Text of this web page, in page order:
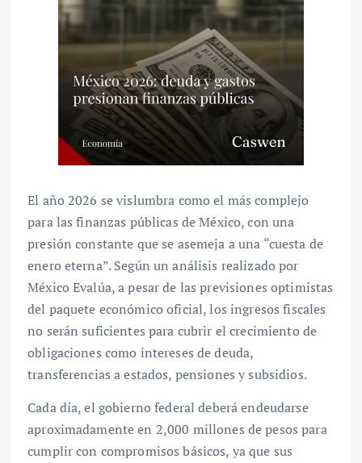
El año 2026 se vislumbra como el más complejo
para las finanzas públicas de México, con una
presión constante que se asemeja a una “cuesta de
enero eterna”. Según un análisis realizado por
México Evalúa, a pesar de las previsiones optimistas
del paquete económico oficial, los ingresos fiscales
no serán suficientes para cubrir el crecimiento de
obligaciones como intereses de deuda,
transferencias a estados, pensiones y subsidios.
Cada día, el gobierno federal deberá endeudarse
aproximadamente en 2,000 millones de pesos para
cumplir con compromisos básicos, ya que sus